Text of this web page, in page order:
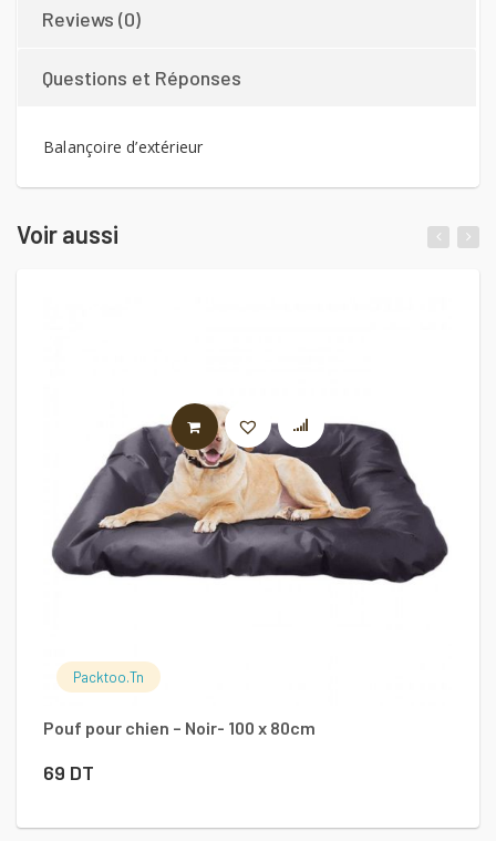
Reviews (0)
Questions et Réponses
Balançoire d’extérieur
Voir aussi
Packtoo.tn
Pouf pour chien – Noir- 100 x 80cm
69 DT
AJOUTER AU PANIER